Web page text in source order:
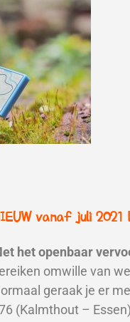
vanaf juli 2021
het openbaar
omwille van
geraak je er
(Kalmthout –